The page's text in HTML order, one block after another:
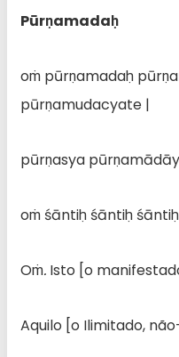
Pūrṇamadaḥ
oṁ pūrṇamadaḥ
pūrṇamudacyate |
pūrṇasya
oṁ śāntiḥ śāntiḥ
Oṁ. Isto [o
Aquilo [o Ilimitado,